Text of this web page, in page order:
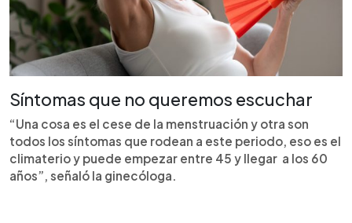
Síntomas que no queremos escuchar
“Una cosa es el cese de la menstruación y otra son
todos los síntomas que rodean a este periodo, eso es el
climaterio y puede empezar entre 45 y llegar a los 60
años”, señaló la ginecóloga.